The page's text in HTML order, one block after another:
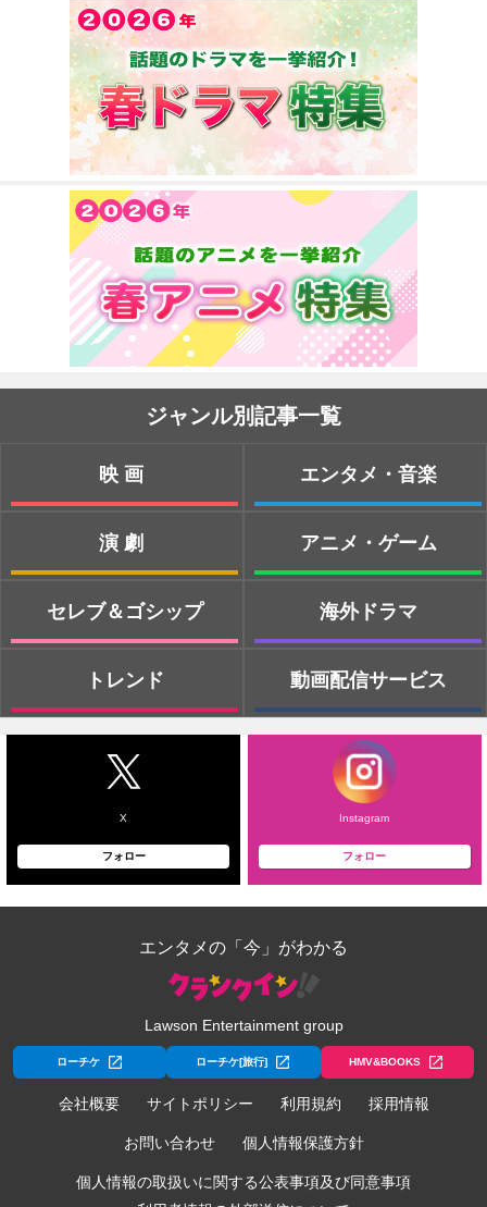
ジャンル別記事一覧
映画
演劇
セレブ＆ゴシップ
トレンド
エンタメ・音楽
アニメ・ゲーム
海外ドラマ
動画配信サービス
X
フォロー
Instagram
フォロー
エンタメの「今」がわかる
Lawson Entertainment group
ローチケ ローチケ[旅行] HMV&BOOKS
会社概要 サイトポリシー 利用規約 採用情報
お問い合わせ 個人情報保護方針
個人情報の取扱いに関する公表事項及び同意事項